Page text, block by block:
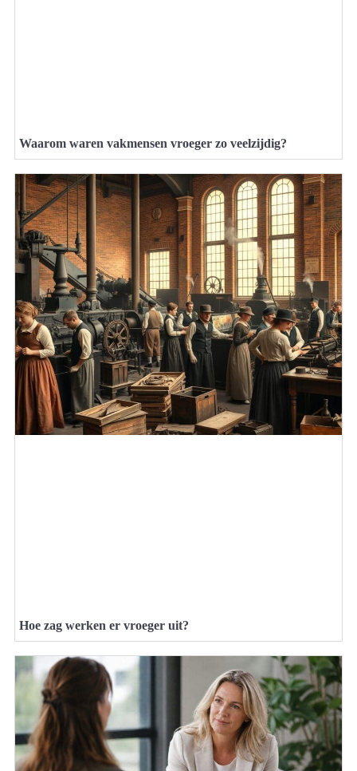
Waarom waren vakmensen vroeger zo veelzijdig?
Hoe zag werken er vroeger uit?